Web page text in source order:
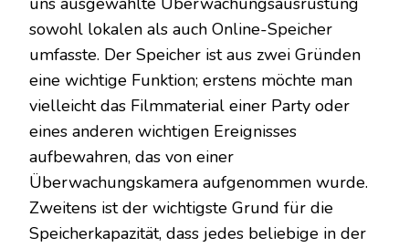
sowohl lokalen als auch Online-Speicher
umfasste. Der Speicher ist aus zwei Gründen
eine wichtige Funktion; erstens möchte man
vielleicht das Filmmaterial einer Party oder
eines anderen wichtigen Ereignisses
aufbewahren, das von einer
Überwachungskamera aufgenommen wurde.
Zweitens ist der wichtigste Grund für die
Speicherkapazität, dass jedes beliebige in der